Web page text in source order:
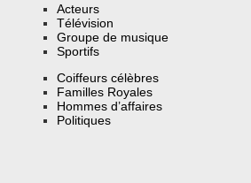
Acteurs
Télévision
Groupe de musique
Sportifs
Coiffeurs célèbres
Familles Royales
Hommes d’affaires
Politiques